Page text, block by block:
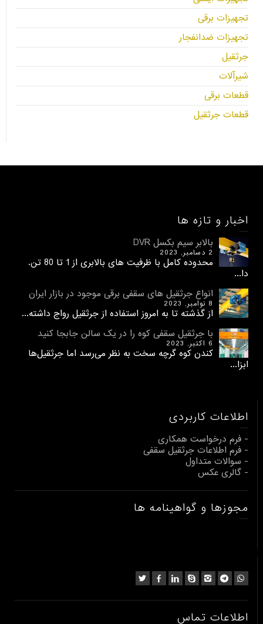
تجهیزات برقی
تجهیزات ضدانفجار
جرثقیل
شیرآلات
قطعات برقی
قطعات جرثقیل
اخبار و تازه ها
بالابر سیم بکسل DVR
2 دسامبر, 2023
محدوده کامل با ظرفیت های بالابری از 1 تا 80 تن.
دا...
انواع جرثقیل های سقفی برقی موجود در بازار ایران
8 نوامبر, 2023
از گذشته تا به امروز استفاده از جرثقیل رواج داشته...
با جرثقیل سقفی کوه را در یک سالن جابجا کنید
6 اکتبر, 2023
کندن کوه گرچه سخت به نظر می‌رسد اما جرثقیل‌ها
ابزا...
اطلاعات کاربردی
- فرم درخواست همکاری
- فرم اطلاعات جرثقیل سقفی
- سوالات متداول
- گالری عکس
مجوزها و گواهینامه ها
اطلاعات تماس